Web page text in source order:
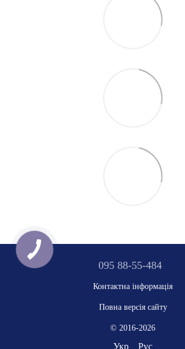
095 88-55-484
Контактна інформація
Повна версія сайту
© 2016-2026
Укр Рус